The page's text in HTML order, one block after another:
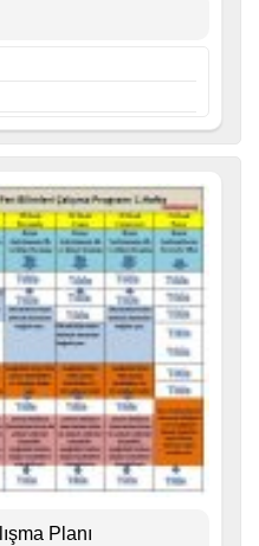
Planı